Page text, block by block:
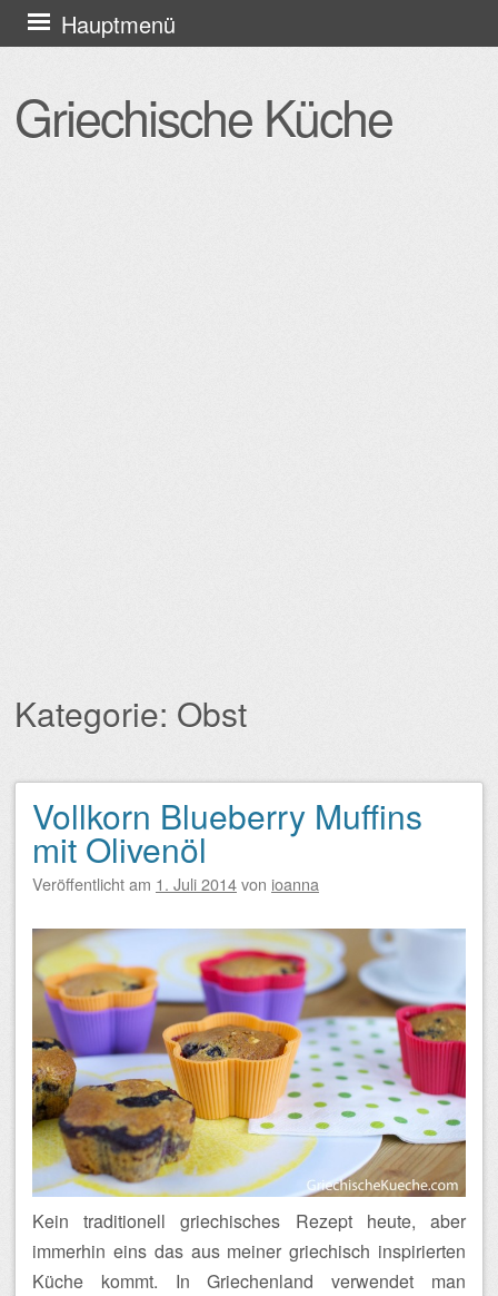
Griechische Küche
Hauptmenü
Zum
Inhalt
Kategorie: Obst
Beitragsnavigation
Vollkorn Blueberry Muffins
mit Olivenöl
Veröffentlicht am 1. Juli 2014von ioanna
Kein traditionell griechisches Rezept heute, aber
immerhin eins das aus meiner griechisch inspirierten
Küche kommt. In Griechenland verwendet man